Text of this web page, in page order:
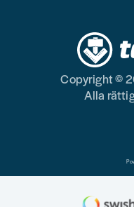
Copyright ©
Alla